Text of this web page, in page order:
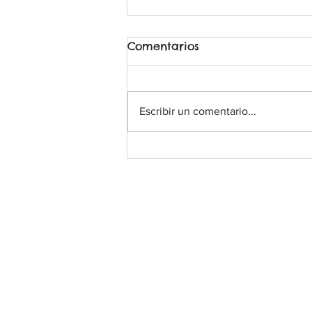
Comentarios
Escribir un comentario...